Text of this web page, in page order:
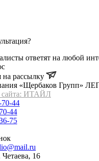
ответят на любой
на рассылку
«Щербаков Групп»
сайта: ИТАЙЛ
44
44
75
Четаева, 16